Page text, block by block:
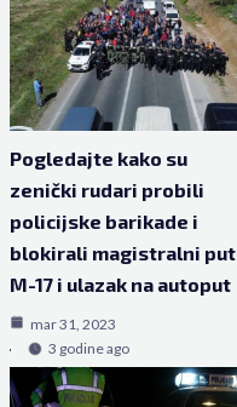
Pogledajte kako su
zenički rudari probili
policijske barikade i
blokirali magistralni put
M-17 i ulazak na autoput
mar 31, 2023
3 godine ago